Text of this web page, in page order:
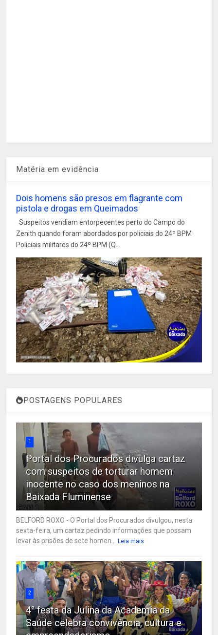
Matéria em evidência
Dois homens são presos em flagrante com
pistola e drogas em Queimados
Suspeitos vendiam entorpecentes perto do Campo do
Zenith quando foram abordados por policiais do 24º BPM
Policiais militares do 24º BPM (Q...
POSTAGENS POPULARES
1
Portal dos Procurados divulga cartaz
com suspeitos de torturar homem
inocente no caso dos meninos na
Baixada Fluminense
BELFORD ROXO - O Portal dos Procurados divulgou, nesta
sexta-feira, um cartaz pedindo informações que possam
levar às prisões de sete homen...
Leia mais
2
4° festa da Julina da Academia da
Saúde celebra convivência, cultura e